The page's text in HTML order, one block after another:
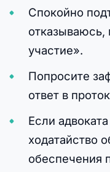
Спокойно
отказываюсь,
участие».
Попросите
ответ в
Если
ходатайство
обеспечения